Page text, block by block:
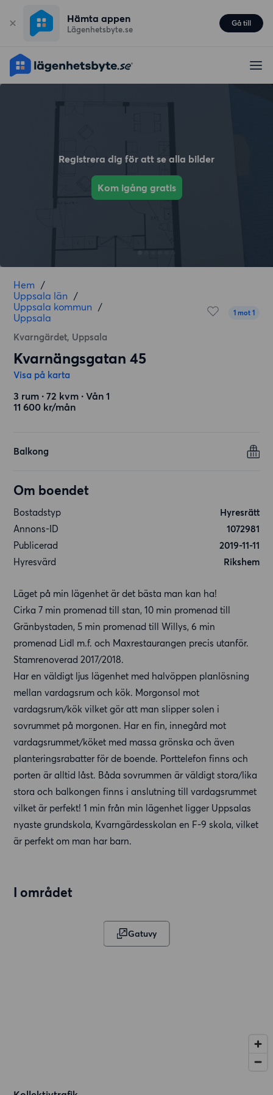
Hämta appen
Lägenhetsbyte.se
Gå till
Registrera dig för att se alla bilder
Kom igång gratis
Hem /
Uppsala län /
Uppsala kommun /
Uppsala
Kvarngärdet, Uppsala
1 mot 1
Kvarnängsgatan 45
Visa på karta
3 rum ∙ 72 kvm ∙ Vån 1
11 600 kr/mån
Balkong
Om boendet
Bostadstyp
Hyresrätt
Annons-ID
1072981
Publicerad
2019-11-11
Hyresvärd
Rikshem
Läget på min lägenhet är det bästa man kan ha!
Cirka 7 min promenad till stan, 10 min promenad till
Gränbystaden, 5 min promenad till Willys, 6 min
promenad Lidl m.f. och Maxrestaurangen precis utanför.
Stamrenoverad 2017/2018.
Har en väldigt ljus lägenhet med halvöppen planlösning
mellan vardagsrum och kök. Morgonsol mot
vardagsrum/kök vilket gör att man slipper solen i
sovrummet på morgonen. Har en fin, innegård mot
vardagsrummet/köket med massa grönska och även
planteringsrabatter för de boende. Porttelefon finns och
porten är alltid låst. Båda sovrummen är väldigt stora/lika
stora och balkongen finns i anslutning till vardagsrummet
vilket är perfekt! 1 min från min lägenhet ligger Uppsalas
nyaste grundskola, Kvarngärdesskolan en F-9 skola, vilket
är perfekt om man har barn.
I området
Gatuvy